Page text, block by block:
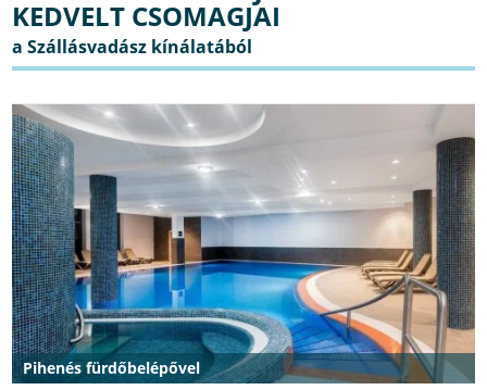
KEDVELT CSOMAGJAI
Pihenés fürdőbelépővel